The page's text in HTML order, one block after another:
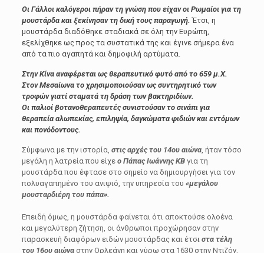
Οι Γάλλοι καλόγεροι πήραν τη γνώση που είχαν οι Ρωμαίοι για τη
μουστάρδα και ξεκίνησαν τη δική τους παραγωγή. Έτσι, η
μουστάρδα διαδόθηκε σταδιακά σε όλη την Ευρώπη,
εξελίχθηκε ως προς τα συστατικά της και έγινε σήμερα ένα
από τα πιο αγαπητά και δημοφιλή αρτύματα.
Στην Κίνα αναφέρεται ως θεραπευτικό φυτό από το 659 μ.Χ.
Στον Μεσαίωνα το χρησιμοποιούσαν ως συντηρητικό των
τροφών γιατί σταματά τη δράση των βακτηριδίων.
Οι παλιοί βοτανοθεραπευτές συνιστούσαν το σινάπι για
θεραπεία αλωπεκίας, επιληψία, δαγκώματα φιδιών και εντόμων
και πονόδοντους.
Σύμφωνα με την ιστορία, στις αρχές του 14ου αιώνα, ήταν τόσο
μεγάλη η λατρεία που είχεο Πάπας Ιωάννης ΚΒγια τη
μουστάρδα που έφτασε στο σημείο να δημιουργήσει για τον
πολυαγαπημένο του ανιψιό, την υπηρεσία του «μεγάλου
μουσταρδιέρη του πάπα».
Επειδή όμως, η μουστάρδα φαίνεται ότι αποκτούσε ολοένα
και μεγαλύτερη ζήτηση, οι άνθρωποι προχώρησαν στην
παρασκευή διαφόρων ειδών μουστάρδας και έτσι στα τέλη
του 16ου αιώναστην Ορλεάνη και γύρω στα 1630 στην Ντιζόν,